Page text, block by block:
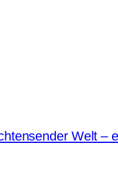
Welt –